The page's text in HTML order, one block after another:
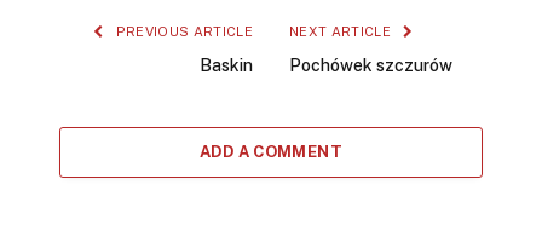
PREVIOUS ARTICLE
Baskin
NEXT ARTICLE
Pochówek szczurów
ADD A COMMENT